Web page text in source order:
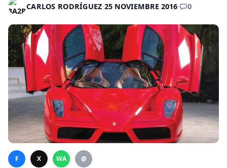
CARLOS RODRÍGUEZ·25 NOVIEMBRE 2016· 0
F X WA @